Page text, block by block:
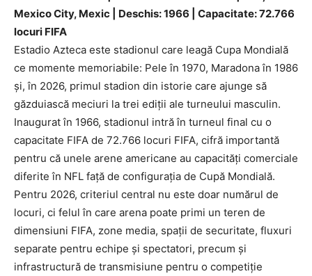
Mexico City, Mexic | Deschis: 1966 | Capacitate: 72.766
locuri FIFA
Estadio Azteca este stadionul care leagă Cupa Mondială
ce momente memoriabile: Pele în 1970, Maradona în 1986
și, în 2026, primul stadion din istorie care ajunge să
găzduiască meciuri la trei ediții ale turneului masculin.
Inaugurat în 1966, stadionul intră în turneul final cu o
capacitate FIFA de 72.766 locuri FIFA, cifră importantă
pentru că unele arene americane au capacități comerciale
diferite în NFL față de configurația de Cupă Mondială.
Pentru 2026, criteriul central nu este doar numărul de
locuri, ci felul în care arena poate primi un teren de
dimensiuni FIFA, zone media, spații de securitate, fluxuri
separate pentru echipe și spectatori, precum și
infrastructură de transmisiune pentru o competiție